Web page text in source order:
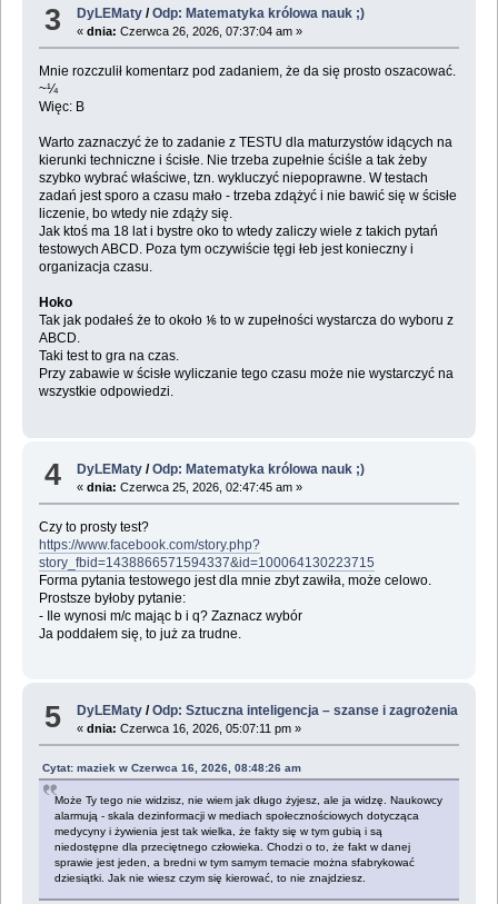
3 DyLEMaty /Odp: Matematyka królowa nauk ;)
«dnia: Czerwca 26, 2026, 07:37:04 am »
Mnie rozczulił komentarz pod zadaniem, że da się prosto oszacować.
~¼
Więc: B
Warto zaznaczyć że to zadanie z TESTU dla maturzystów idących na
kierunki techniczne i ścisłe. Nie trzeba zupełnie ściśle a tak żeby
szybko wybrać właściwe, tzn. wykluczyć niepoprawne. W testach
zadań jest sporo a czasu mało - trzeba zdążyć i nie bawić się w ścisłe
liczenie, bo wtedy nie zdąży się.
Jak ktoś ma 18 lat i bystre oko to wtedy zaliczy wiele z takich pytań
testowych ABCD. Poza tym oczywiście tęgi łeb jest konieczny i
organizacja czasu.
Hoko
Tak jak podałeś że to około ⅙ to w zupełności wystarcza do wyboru z
ABCD.
Taki test to gra na czas.
Przy zabawie w ścisłe wyliczanie tego czasu może nie wystarczyć na
wszystkie odpowiedzi.
4 DyLEMaty /Odp: Matematyka królowa nauk ;)
«dnia: Czerwca 25, 2026, 02:47:45 am »
Czy to prosty test?
https://www.facebook.com/story.php?
story_fbid=1438866571594337&id=100064130223715
Forma pytania testowego jest dla mnie zbyt zawiła, może celowo.
Prostsze byłoby pytanie:
- Ile wynosi m/c mając b i q? Zaznacz wybór
Ja poddałem się, to już za trudne.
5 DyLEMaty /Odp: Sztuczna inteligencja – szanse i zagrożenia
«dnia: Czerwca 16, 2026, 05:07:11 pm »
Cytat: maziek w Czerwca 16, 2026, 08:48:26 am
Może Ty tego nie widzisz, nie wiem jak długo żyjesz, ale ja widzę. Naukowcy
alarmują - skala dezinformacji w mediach społecznościowych dotycząca
medycyny i żywienia jest tak wielka, że fakty się w tym gubią i są
niedostępne dla przeciętnego człowieka. Chodzi o to, że fakt w danej
sprawie jest jeden, a bredni w tym samym temacie można sfabrykować
dziesiątki. Jak nie wiesz czym się kierować, to nie znajdziesz.